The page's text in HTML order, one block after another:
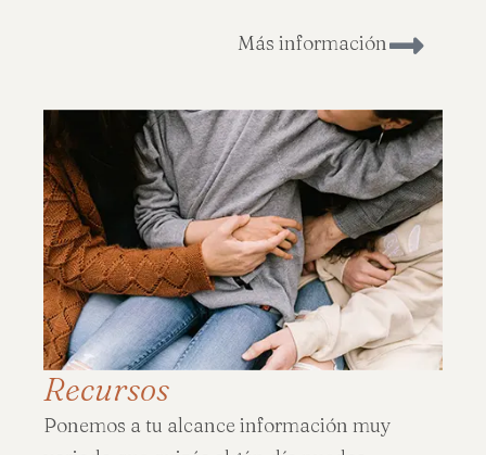
Más información
Recursos
Ponemos a tu alcance información muy